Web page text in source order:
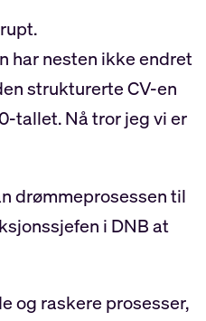
har nesten ikke endret
strukturerte CV-en
tallet. Nå tror jeg vi er
drømmeprosessen til
i DNB at
og raskere prosesser,